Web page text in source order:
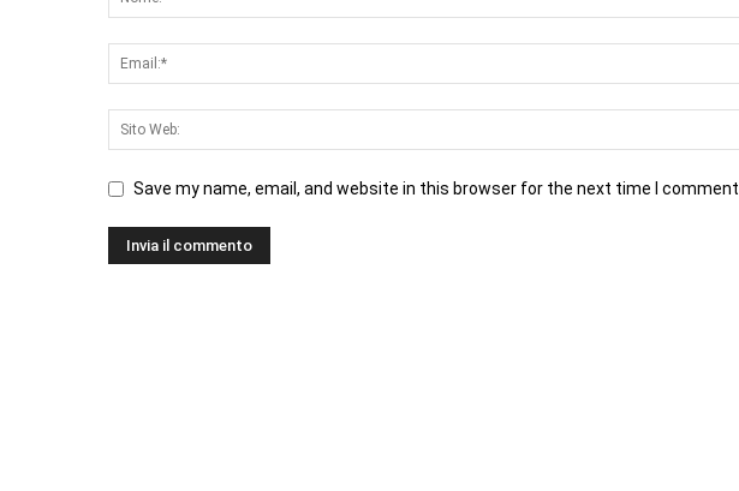
Save my name, email, and website in this browser for the next time I comment.